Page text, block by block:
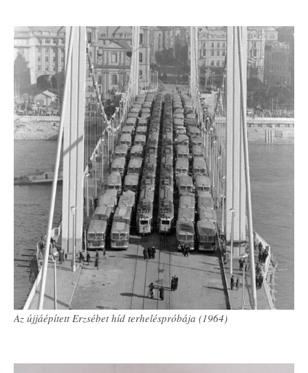
Az újjáépített Erzsébet híd terheléspróbája (1964)